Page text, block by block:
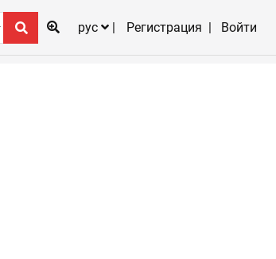
рус
Регистрация Войти